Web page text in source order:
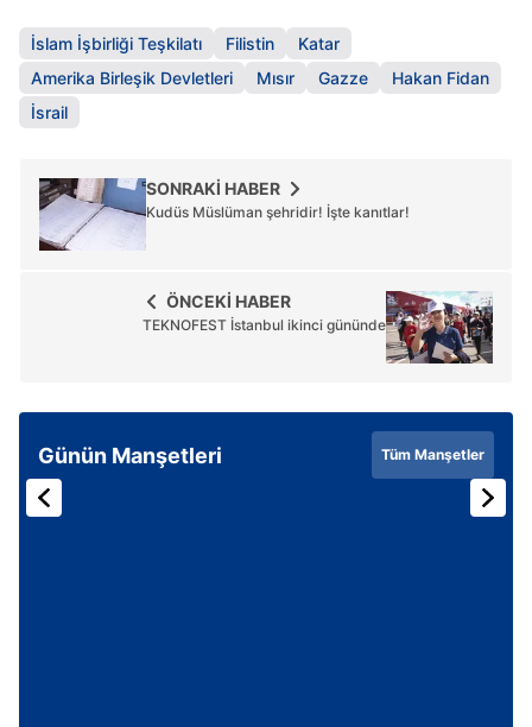
İslam İşbirliği Teşkilatı Filistin
Katar
Amerika Birleşik Devletleri
Mısır Gazze
Hakan Fidan
İsrail
SONRAKİ HABER
Kudüs Müslüman şehridir! İşte kanıtlar!
ÖNCEKİ HABER
TEKNOFEST İstanbul ikinci gününde
Günün Manşetleri Tüm Manşetler